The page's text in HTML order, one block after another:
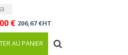
€ 206,67 €HT
AU PANIER